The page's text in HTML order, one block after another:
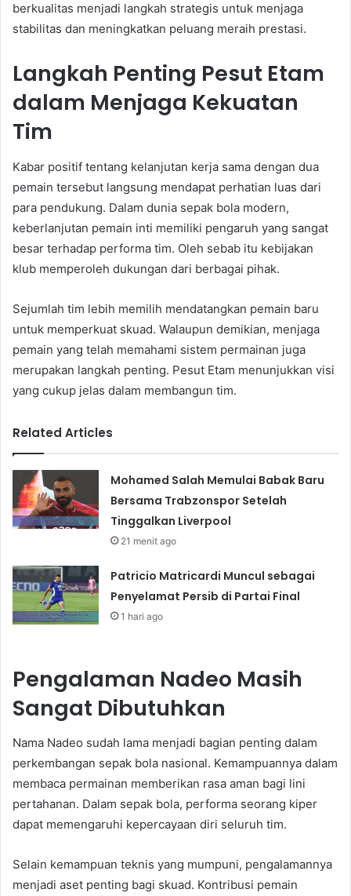
berkualitas menjadi langkah strategis untuk menjaga
stabilitas dan meningkatkan peluang meraih prestasi.
Langkah Penting Pesut Etam
dalam Menjaga Kekuatan
Tim
Kabar positif tentang kelanjutan kerja sama dengan dua
pemain tersebut langsung mendapat perhatian luas dari
para pendukung. Dalam dunia sepak bola modern,
keberlanjutan pemain inti memiliki pengaruh yang sangat
besar terhadap performa tim. Oleh sebab itu kebijakan
klub memperoleh dukungan dari berbagai pihak.
Sejumlah tim lebih memilih mendatangkan pemain baru
untuk memperkuat skuad. Walaupun demikian, menjaga
pemain yang telah memahami sistem permainan juga
merupakan langkah penting. Pesut Etam menunjukkan visi
yang cukup jelas dalam membangun tim.
Related Articles
Mohamed Salah Memulai Babak Baru
Bersama Trabzonspor Setelah
Tinggalkan Liverpool
21 menit ago
Patricio Matricardi Muncul sebagai
Penyelamat Persib di Partai Final
1 hari ago
Pengalaman Nadeo Masih
Sangat Dibutuhkan
Nama Nadeo sudah lama menjadi bagian penting dalam
perkembangan sepak bola nasional. Kemampuannya dalam
membaca permainan memberikan rasa aman bagi lini
pertahanan. Dalam sepak bola, performa seorang kiper
dapat memengaruhi kepercayaan diri seluruh tim.
Selain kemampuan teknis yang mumpuni, pengalamannya
menjadi aset penting bagi skuad. Kontribusi pemain